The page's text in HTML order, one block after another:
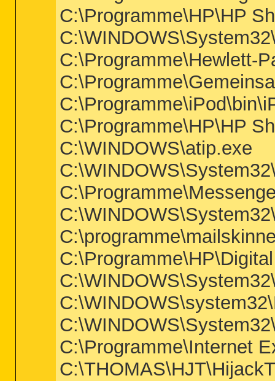
C:\Programme\HP\HP
C:\Programme\Hewlett-
C:\Programme\HP\HP
C:\WINDOWS\atip.exe
C:\Programme\Internet